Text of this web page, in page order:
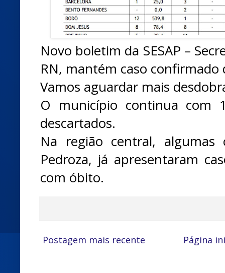
Novo boletim da SESAP –
RN, mantém caso confirmado
Vamos aguardar mais
O município continua com
descartados.
Na região central, algumas
Pedroza, já apresentaram
com óbito.
Postagem mais recente Página